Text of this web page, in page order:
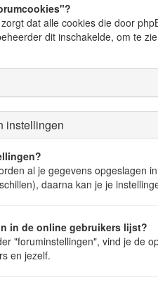
dat alle cookies die door
dit inschakelde, om te
instellingen
al je gegevens opgeslagen
daarna kan je je
in de online gebruikers lijst?
"foruminstellingen", vind je de
en jezelf.